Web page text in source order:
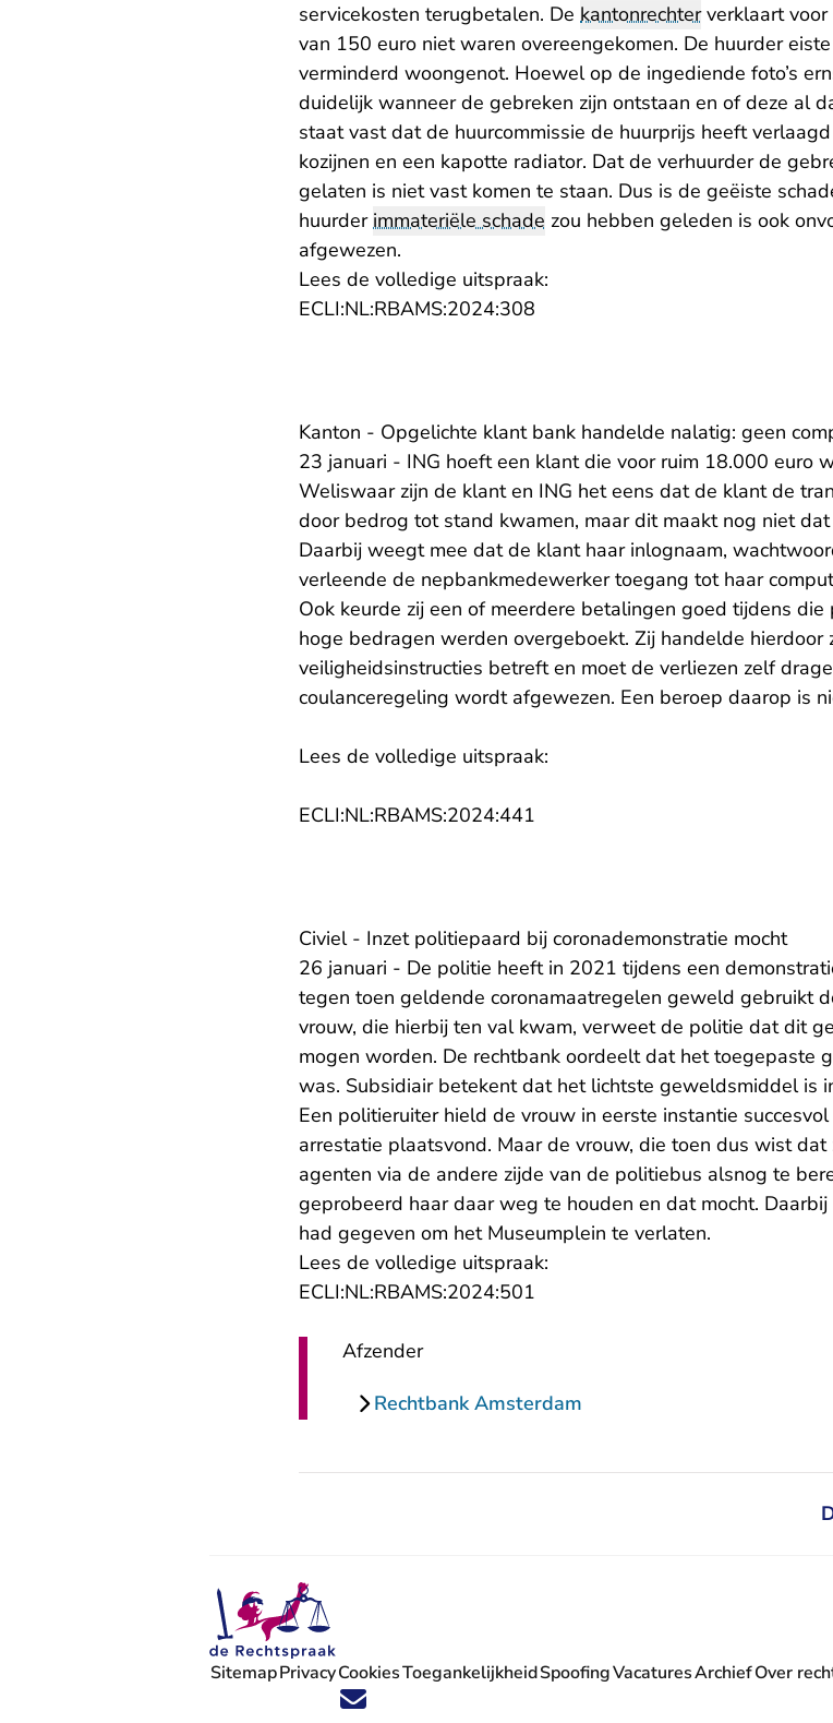
servicekosten terugbetalen. De kantonrechterverklaart voor
van 150 euro niet waren overeengekomen. De huurder
verminderd woongenot. Hoewel op de ingediende foto’s
duidelijk wanneer de gebreken zijn ontstaan en of deze al
staat vast dat de huurcommissie de huurprijs heeft
kozijnen en een kapotte radiator. Dat de verhuurder de
gelaten is niet vast komen te staan. Dus is de geëiste
huurderimmateriële schade zou hebben geleden is ook
afgewezen.
Lees de volledige uitspraak:
ECLI:NL:RBAMS:2024:308
Kanton - Opgelichte klant bank handelde nalatig: geen
23 januari - ING hoeft een klant die voor ruim 18.000 euro
Weliswaar zijn de klant en ING het eens dat de klant de
door bedrog tot stand kwamen, maar dit maakt nog niet
Daarbij weegt mee dat de klant haar inlognaam,
verleende de nepbankmedewerker toegang tot haar
Ook keurde zij een of meerdere betalingen goed tijdens
hoge bedragen werden overgeboekt. Zij handelde
veiligheidsinstructies betreft en moet de verliezen zelf
coulanceregeling wordt afgewezen. Een beroep daarop is
Lees de volledige uitspraak:
ECLI:NL:RBAMS:2024:441
Civiel - Inzet politiepaard bij coronademonstratie mocht
26 januari - De politie heeft in 2021 tijdens een
tegen toen geldende coronamaatregelen geweld gebruikt
vrouw, die hierbij ten val kwam, verweet de politie dat dit
mogen worden. De rechtbank oordeelt dat het toegepaste
was. Subsidiair betekent dat het lichtste geweldsmiddel is
Een politieruiter hield de vrouw in eerste instantie
arrestatie plaatsvond. Maar de vrouw, die toen dus wist
agenten via de andere zijde van de politiebus alsnog te
geprobeerd haar daar weg te houden en dat mocht.
had gegeven om het Museumplein te verlaten.
Lees de volledige uitspraak:
ECLI:NL:RBAMS:2024:501
Afzender
Rechtbank Amsterdam
Volg ons op X (Twitter) - U verlaat Rechtspraak.nl
Volg ons op Facebook - U verlaat Rechtspraak.nl
Volg ons op Instagram - U verlaat Rechtspraak.nl
Volg ons op Youtube - U verlaat Rechtspraak.nl
Volg ons op LinkedIn - U verlaat Rechtspraak.nl
'Blijf op de hoogte' nieuwsbrief - U verlaat Rechtspraak.nl
SitemapPrivacyCookiesToegankelijkheidSpoofingVacatures
- U verlaat Rechtspraak.nl
ArchiefOver